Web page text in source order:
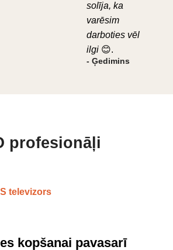
solīja, ka
varēsim
darboties vēl
ilgi 😊.
- Ģedimins
profesionāļi
televizors
kopšanai pavasarī